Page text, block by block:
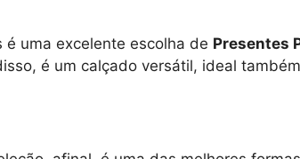
uma excelente escolha de Presentes
é um calçado versátil, ideal